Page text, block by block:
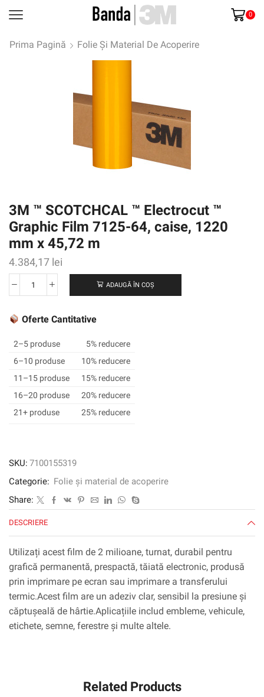
0
Prima Pagină Folie Și Material De Acoperire
3M ™ SCOTCHCAL ™ Electrocut ™
Graphic Film 7125-64, caise, 1220
mm x 45,72 m
4.384,17 lei
Cantitate
™
™
Electrocut
™
Graphic
Film
7125-
mm
45,72
m
ADAUGĂ ÎN COȘ
Oferte Cantitative
2–5 produse
5% reducere
6–10 produse
10% reducere
11–15 produse
15% reducere
16–20 produse
20% reducere
21+ produse
25% reducere
SKU: 7100155319
Categorie: Folie și material de acoperire
Share:
DESCRIERE
Utilizați acest film de 2 milioane, turnat, durabil pentru
grafică permanentă, prespactă, tăiată electronic, produsă
prin imprimare pe ecran sau imprimare a transferului
termic.Acest film are un adeziv clar, sensibil la presiune și
căptușeală de hârtie.Aplicațiile includ embleme, vehicule,
etichete, semne, ferestre și multe altele.
Related Products